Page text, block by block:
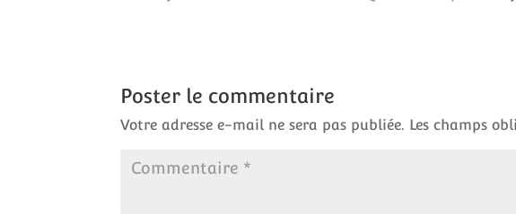
Poster le commentaire
Votre adresse e-mail ne sera pas publiée. Les champs